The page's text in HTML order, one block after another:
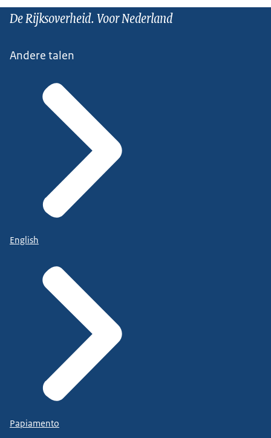
De Rijksoverheid. Voor Nederland
Andere talen
English
Papiamento